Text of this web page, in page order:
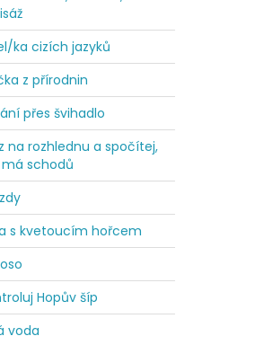
ka cizích jazyků
z přírodnin
přes švihadlo
na rozhlednu a spočítej,
má schodů
s kvetoucím hořcem
Hopův šíp
voda